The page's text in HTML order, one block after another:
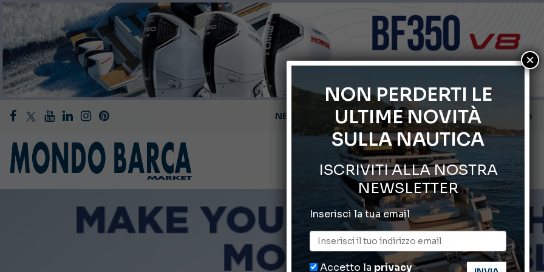
Montecristo Yachting, l’orologio per il diportista
Gommoni Callegari acquisisce Geniuss
66° Salone Nautico Internazionale di Genova
Svelati i Mondiali di Wakeboard 2026
Cannes Yachting Festival 2026: tutte le novità attese a
NON PERDERTI LE
ULTIME NOVITÀ
SULLA NAUTICA
ISCRIVITI ALLA NOSTRA
NEWSLETTER
Inserisci la tua email
Accetto la privacy
×